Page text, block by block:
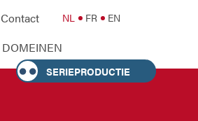
Contact NL FR EN
DOMEINEN
SERIEPRODUCTIE